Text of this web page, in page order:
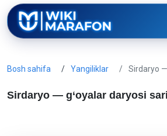
Bosh sahifa Yangiliklar Sirdaryo
Sirdaryo — g‘oyalar daryosi